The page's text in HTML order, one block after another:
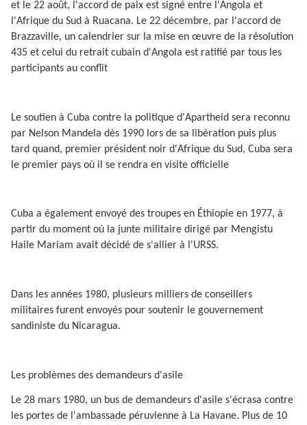
et le 22 août, l'accord de paix est signé entre l'Angola et
l'Afrique du Sud à Ruacana. Le 22 décembre, par l'accord de
Brazzaville, un calendrier sur la mise en œuvre de la résolution
435 et celui du retrait cubain d'Angola est ratifié par tous les
participants au conflit
Le soutien à Cuba contre la politique d'Apartheid sera reconnu
par Nelson Mandela dès 1990 lors de sa libération puis plus
tard quand, premier président noir d'Afrique du Sud, Cuba sera
le premier pays où il se rendra en visite officielle
Cuba a également envoyé des troupes en Éthiopie en 1977, à
partir du moment où la junte militaire dirigé par Mengistu
Haile Mariam avait décidé de s'allier à l'URSS.
Dans les années 1980, plusieurs milliers de conseillers
militaires furent envoyés pour soutenir le gouvernement
sandiniste du Nicaragua.
Les problèmes des demandeurs d'asile
Le 28 mars 1980, un bus de demandeurs d'asile s'écrasa contre
les portes de l'ambassade péruvienne à La Havane. Plus de 10